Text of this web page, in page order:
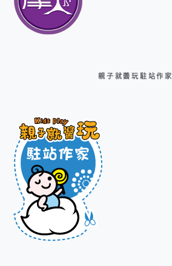
親子就醬玩駐站作家